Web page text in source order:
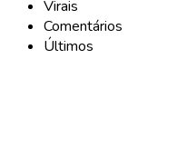
Virais
Comentários
Últimos